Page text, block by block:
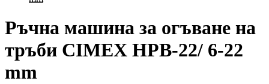
Ръчна машина за огъване на
тръби CIMEX HPB-22/ 6-22
mm